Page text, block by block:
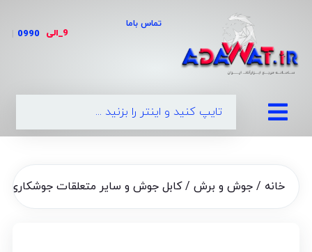
تماس باما
9_الی |
خانه / جوش و برش/کابل جوش و سایر متعلقات جوشکاری